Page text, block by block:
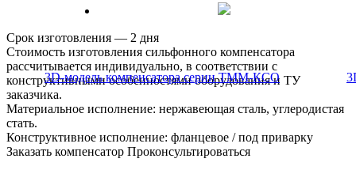
Срок изготовления — 2 дня
Стоимость изготовления сильфонного компенсатора
рассчитывается индивидуально, в соответствии с
конструктивными особенностями оборудования и ТУ
заказчика.
Материальное исполнение: нержавеющая сталь, углеродистая
стать.
Конструктивное исполнение: фланцевое / под приварку
Заказать компенсатор Проконсультироваться